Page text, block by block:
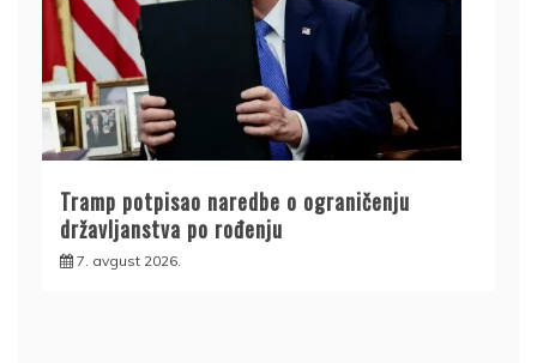
Tramp potpisao naredbe o ograničenju
državljanstva po rođenju
7. avgust 2026.